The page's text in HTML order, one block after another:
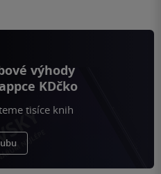
výhody
KDčko
tisíce knih